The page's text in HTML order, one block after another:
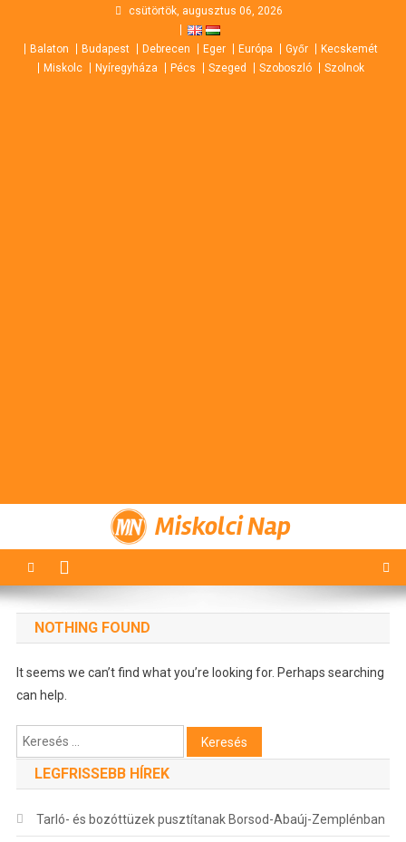
content
csütörtök, augusztus 06, 2026
Balaton Budapest Debrecen Eger Európa Győr
Kecskemét
Miskolc
Nyíregyháza Pécs Szeged Szoboszló Szolnok
Miskolci Nap
NOTHING FOUND
It seems we can’t find what you’re looking for. Perhaps searching
can help.
Keresés:
LEGFRISSEBB HÍREK
Tarló- és bozóttüzek pusztítanak Borsod-Abaúj-Zemplénban